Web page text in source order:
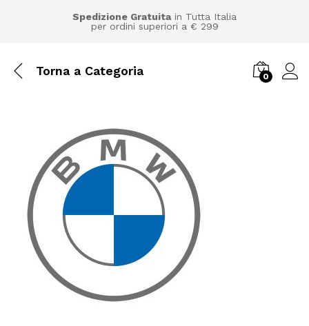
Spedizione Gratuitain Tutta Italia
per ordini superiori a € 299
Torna a Categoria 0